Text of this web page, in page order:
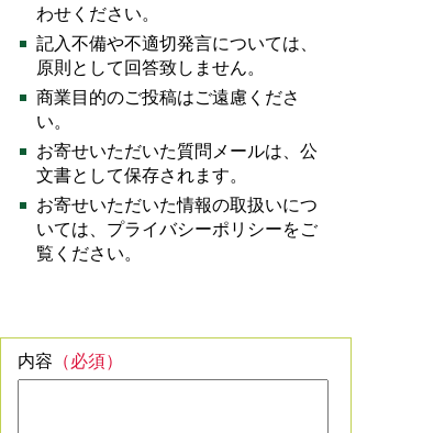
わせください。
記入不備や不適切発言については、
原則として回答致しません。
商業目的のご投稿はご遠慮くださ
い。
お寄せいただいた質問メールは、公
文書として保存されます。
お寄せいただいた情報の取扱いにつ
いては、プライバシーポリシーをご
覧ください。
内容 （必須）